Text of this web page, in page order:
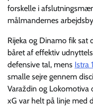
forskelle i
målmandernes
Rijeka og Dinamo fik sat
båret af effektiv
defensive tal, mens Istra
smalle sejre gennem
Varaždin og Lokomotiva
xG var helt på linje med